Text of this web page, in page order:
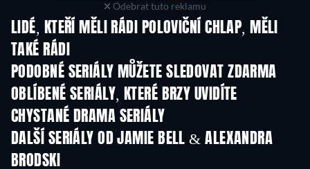
Odebrat tuto reklamu
LIDÉ, KTEŘÍ MĚLI RÁDI POLOVIČNÍ CHLAP, MĚLI
TAKÉ RÁDI
PODOBNÉ SERIÁLY MŮŽETE SLEDOVAT ZDARMA
TV TV
OBLÍBENÉ SERIÁLY, KTERÉ BRZY UVIDÍTE
TV TV
CHYSTANÉ DRAMA SERIÁLY
Řada 6
DALŠÍ SERIÁLY OD JAMIE BELL & ALEXANDRA
BRODSKI